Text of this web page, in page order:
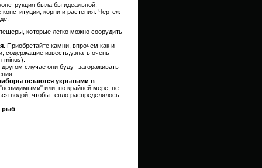
была бы идеальной.
корни и растения. Чертеж
которые легко можно соорудить
Приобретайте камни, впрочем как и
содержащие известь,узнать очень
minus).
другом случае они будут загораживать
остаются укрытыми в
или, по крайней мере, не
водой, чтобы тепло распределялось
рыб